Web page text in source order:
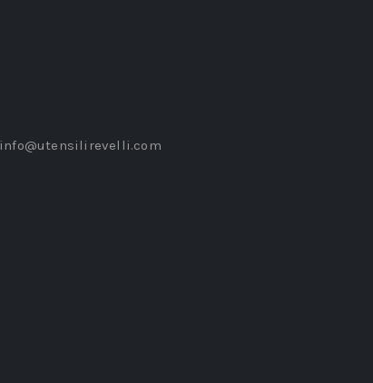
info@utensilirevelli.com